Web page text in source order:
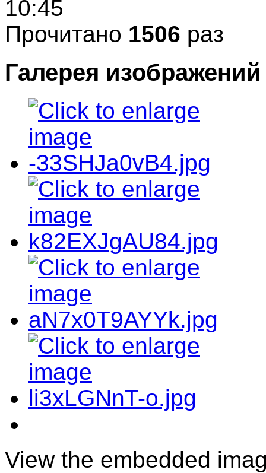
10:45
Прочитано 1506 раз
Галерея изображений
View the embedded